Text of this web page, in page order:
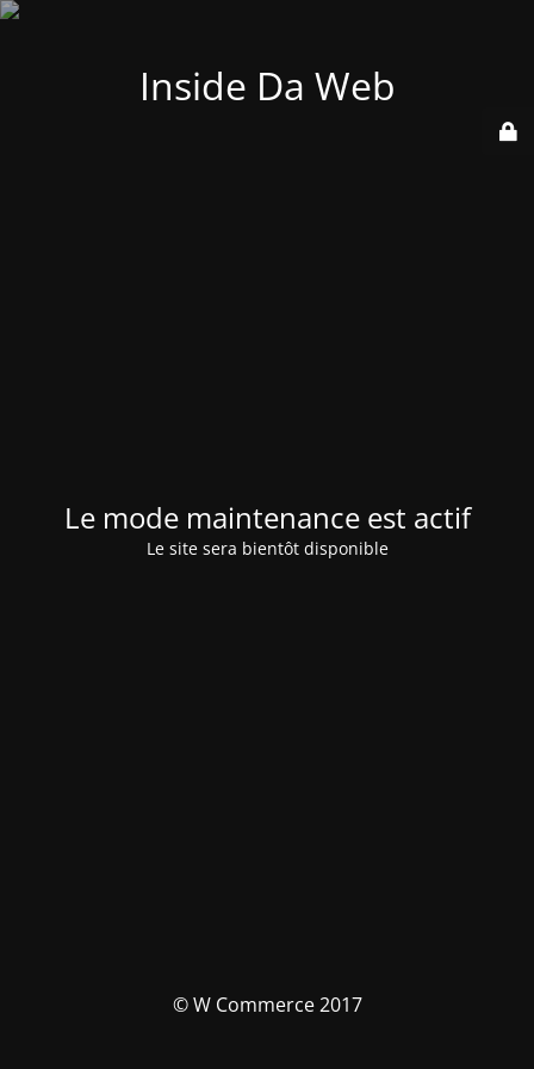
Inside Da Web
Le mode maintenance est actif
Le site sera bientôt disponible
© W Commerce 2017